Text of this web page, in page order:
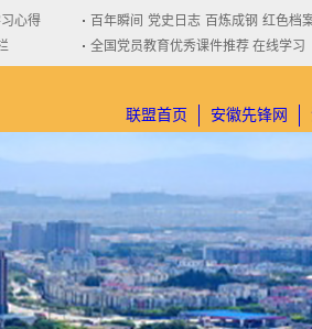
心得
百年瞬间 党史日志 百炼成钢 红色档
全国党员教育优秀课件推荐 在线学习
联盟首页 安徽先锋网